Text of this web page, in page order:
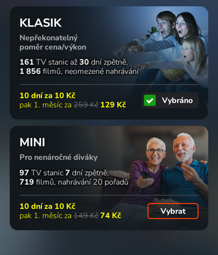
KLASIK
Nepřekonatelný
poměr cena/výkon
161 TV stanic až30 dní zpětně
1 856 filmů neomezené nahrávání
10 dní za 10 Kč
pak 1. měsíc za 259 Kč 129 Kč Vybráno
MINI
Pro nenáročné diváky
97 TV stanic7 dní zpětně
719 filmů nahrávání 20 pořadů
10 dní za 10 Kč
pak 1. měsíc za 149 Kč74 Kč Vybrat